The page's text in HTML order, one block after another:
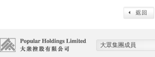
大眾集團成員